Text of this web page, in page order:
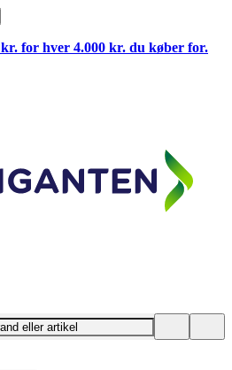
for hver 4.000 kr. du køber for.